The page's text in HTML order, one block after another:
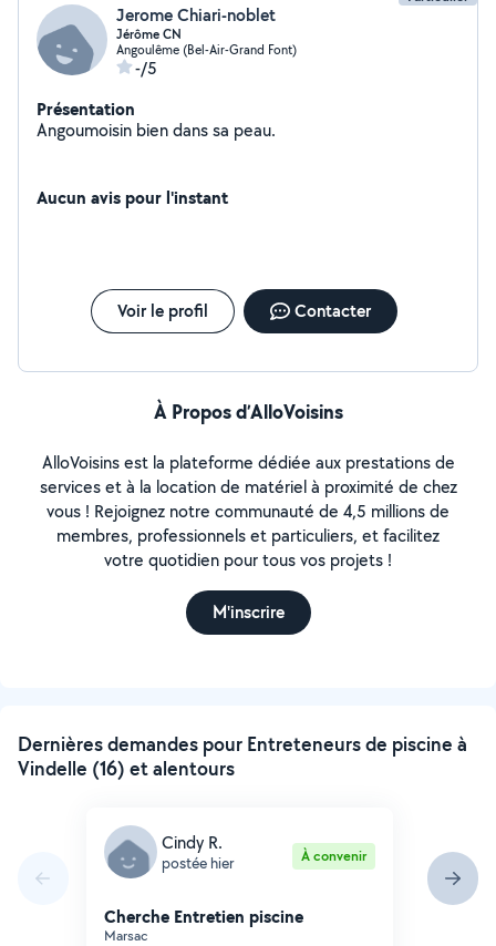
Jerome Chiari-noblet
Jérôme CN
Angoulême (Bel-Air-Grand Font)
-/5
Présentation
Angoumoisin bien dans sa peau.
Aucun avis pour l'instant
Voir le profil Contacter
À Propos d’AlloVoisins
AlloVoisins est la plateforme dédiée aux prestations de
services et à la location de matériel à proximité de chez
vous ! Rejoignez notre communauté de 4,5 millions de
membres, professionnels et particuliers, et facilitez
votre quotidien pour tous vos projets !
M'inscrire
Dernières demandes pour Entreteneurs de piscine à
Vindelle (16) et alentours
Cindy R.
postée hier À convenir
Cherche Entretien piscine
Marsac